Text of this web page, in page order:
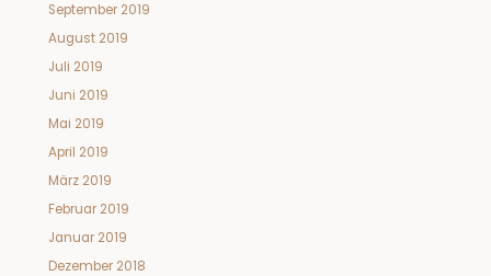
September 2019
August 2019
Juli 2019
Juni 2019
Mai 2019
April 2019
März 2019
Februar 2019
Januar 2019
Dezember 2018